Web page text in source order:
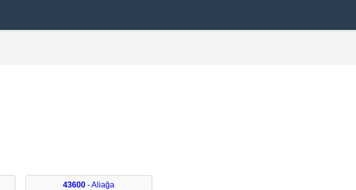
43600 - Aliağa